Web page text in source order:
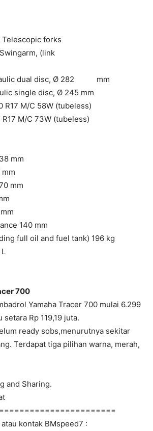
forks
Swingarm, (link
dual disc, Ø 282 mm
single disc, Ø 245 mm
R17 M/C 58W (tubeless)
M/C 73W (tubeless)
mm
mm
140 mm
full oil and fuel tank) 196 kg
700
Yamaha Tracer 700 mulai 6.299
Rp 119,19 juta.
ready sobs,menurutnya sekitar
Terdapat tiga pilihan warna, merah,
and Sharing.
kontak BMspeed7 :